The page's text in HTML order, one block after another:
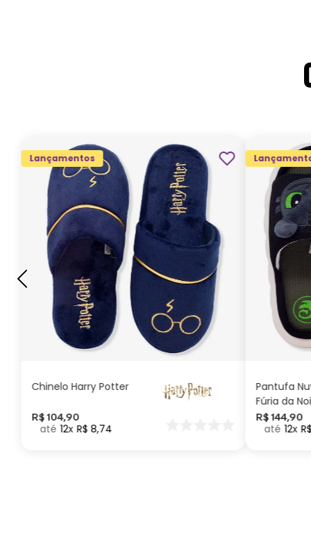
Lançamentos
Chinelo Harry Potter
R$ 104,90
12 R$ 8,74
G GG M P
ADICIONAR AO
CARRINHO
Pantufa
Fúria da
Como
seu Dragão
R$ 144,90
12 R$